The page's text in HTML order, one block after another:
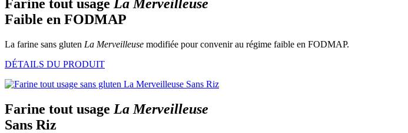
Farine tout usage La Merveilleuse
Faible en FODMAP
La farine sans gluten La Merveilleuse modifiée pour convenir au régime faible en FODMAP.
DÉTAILS DU PRODUIT
Farine tout usage La Merveilleuse
Sans Riz